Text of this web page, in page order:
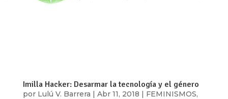
musical de la Ciudad de México. Como poeta hace
Imilla Hacker: Desarmar la tecnología y el género
por Lulú V. Barrera | Abr 11, 2018 | FEMINISMOS,